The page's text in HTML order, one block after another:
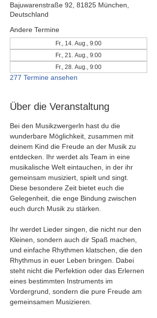
Bajuwarenstraße 92, 81825 München,
Deutschland
Andere Termine
Fr., 14. Aug., 9:00
Fr., 21. Aug., 9:00
Fr., 28. Aug., 9:00
277 Termine ansehen
Über die Veranstaltung
Bei den Musikzwergerln hast du die
wunderbare Möglichkeit, zusammen mit
deinem Kind die Freude an der Musik zu
entdecken. Ihr werdet als Team in eine
musikalische Welt eintauchen, in der ihr
gemeinsam musiziert, spielt und singt.
Diese besondere Zeit bietet euch die
Gelegenheit, die enge Bindung zwischen
euch durch Musik zu stärken.
Ihr werdet Lieder singen, die nicht nur den
Kleinen, sondern auch dir Spaß machen,
und einfache Rhythmen klatschen, die den
Rhythmus in euer Leben bringen. Dabei
steht nicht die Perfektion oder das Erlernen
eines bestimmten Instruments im
Vordergrund, sondern die pure Freude am
gemeinsamen Musizieren.